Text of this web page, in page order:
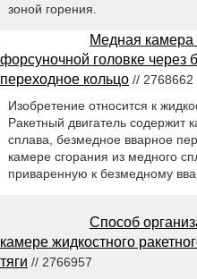
зоной горения.
Медная камера
форсуночной головке через
переходное кольцо // 2768662
Изобретение относится к
Ракетный двигатель содержит
сплава, безмедное вварное
камере сгорания из медного
приваренную к безмедному
Способ
камере жидкостного
тяги // 2766957